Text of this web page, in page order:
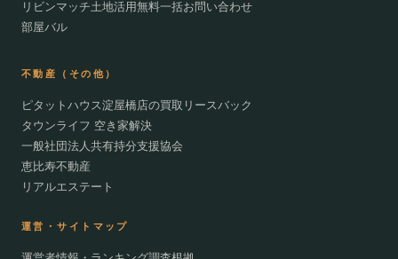
リビンマッチ土地活用無料一括お問い合わせ
部屋バル
不動産（その他）
ピタットハウス淀屋橋店の買取リースバック
タウンライフ 空き家解決
一般社団法人共有持分支援協会
恵比寿不動産
リアルエステート
運営・サイトマップ